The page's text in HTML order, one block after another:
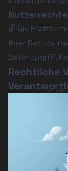
Nutzerrechte
🔓 Die
ihrer Rechte
Datenzugriff,
Rechtliche